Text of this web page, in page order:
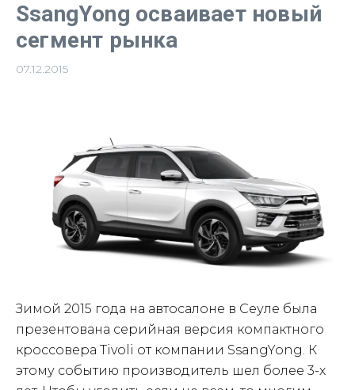
SsangYong осваивает новый
сегмент рынка
07.12.2015
Зимой 2015 года на автосалоне в Сеуле была
презентована серийная версия компактного
кроссовера Tivoli от компании SsangYong. К
этому событию производитель шел более 3-х